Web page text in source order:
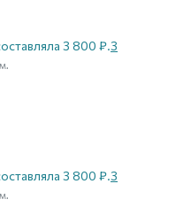
3 800 ₽.3
3 800 ₽.3